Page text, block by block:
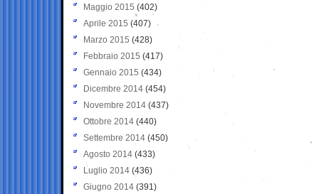
Maggio 2015 (402)
Aprile 2015 (407)
Marzo 2015 (428)
Febbraio 2015 (417)
Gennaio 2015 (434)
Dicembre 2014 (454)
Novembre 2014 (437)
Ottobre 2014 (440)
Settembre 2014 (450)
Agosto 2014 (433)
Luglio 2014 (436)
Giugno 2014 (391)